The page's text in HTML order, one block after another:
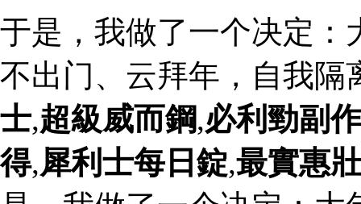
于是，我做了一个决定：
不出门、云拜年，自我
士,超級威而鋼,必利勁副
得,犀利士每日錠,最實惠